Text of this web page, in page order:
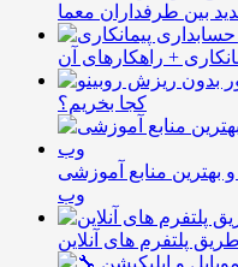
بین طرفداران معما
+ راهکارهای آن
کجا بخریم؟
بهترین منابع آموزشی
وب
پلتفرم های آنلاین